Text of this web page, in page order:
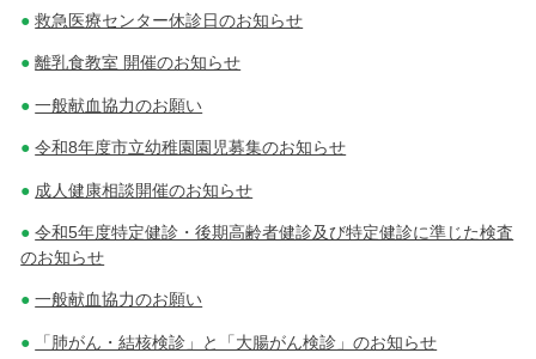
救急医療センター休診日のお知らせ
離乳食教室 開催のお知らせ
一般献血協力のお願い
令和8年度市立幼稚園園児募集のお知らせ
成人健康相談開催のお知らせ
令和5年度特定健診・後期高齢者健診及び特定健診に準じた検査
のお知らせ
一般献血協力のお願い
「肺がん・結核検診」と「大腸がん検診」のお知らせ